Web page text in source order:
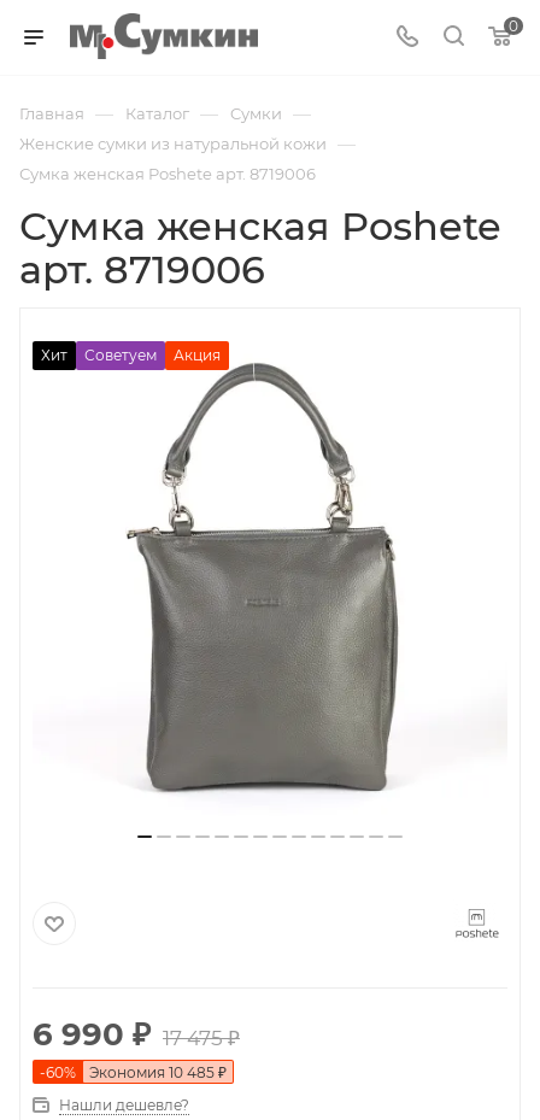
0
Главная — Каталог — Cумки —
Женские сумки из натуральной кожи —
Сумка женская Poshete арт. 8719006
Сумка женская Poshete
арт. 8719006
Хит Советуем Акция
6 990 ₽ 17 475₽
-60% Экономия 10 485 ₽
Нашли дешевле?